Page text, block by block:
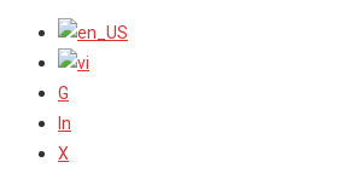
G
In
X